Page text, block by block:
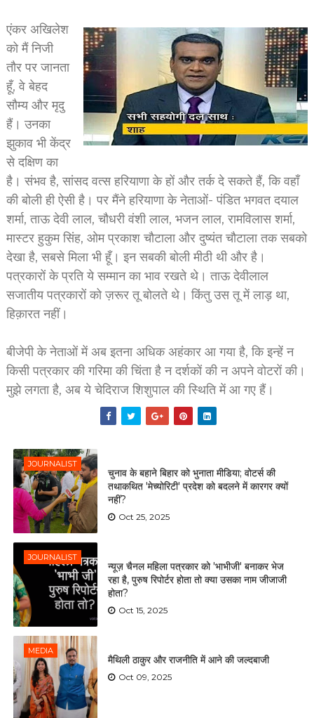
एंकर अखिलेश
को मैं निजी
तौर पर जानता
हूँ, वे बेहद
सौम्य और मृदु
हैं। उनका
झुकाव भी केंद्र
से दक्षिण का
है। संभव है, सांसद वत्स हरियाणा के हों और तर्क दे सकते हैं, कि वहाँ
की बोली ही ऐसी है। पर मैंने हरियाणा के नेताओं- पंडित भगवत दयाल
शर्मा, ताऊ देवी लाल, चौधरी वंशी लाल, भजन लाल, रामविलास शर्मा,
मास्टर हुकुम सिंह, ओम प्रकाश चौटाला और दुष्यंत चौटाला तक सबको
देखा है, सबसे मिला भी हूँ। इन सबकी बोली मीठी थी और है।
पत्रकारों के प्रति ये सम्मान का भाव रखते थे। ताऊ देवीलाल
सजातीय पत्रकारों को ज़रूर तू बोलते थे। किंतु उस तू में लाड़ था,
हिक़ारत नहीं।
बीजेपी के नेताओं में अब इतना अधिक अहंकार आ गया है, कि इन्हें न
किसी पत्रकार की गरिमा की चिंता है न दर्शकों की न अपने वोटरों की।
मुझे लगता है, अब ये चेदिराज शिशुपाल की स्थिति में आ गए हैं।
JOURNALIST
चुनाव के बहाने बिहार को भुनाता मीडिया; वोटर्स की
तथाकथित 'मेच्योरिटी' प्रदेश को बदलने में कारगर क्यों
नहीं?
Oct 25, 2025
JOURNALIST
न्यूज़ चैनल महिला पत्रकार को 'भाभीजी' बनाकर भेज
रहा है, पुरुष रिपोर्टर होता तो क्या उसका नाम जीजाजी
होता?
Oct 15, 2025
MEDIA
मैथिली ठाकुर और राजनीति में आने की जल्दबाजी
Oct 09, 2025